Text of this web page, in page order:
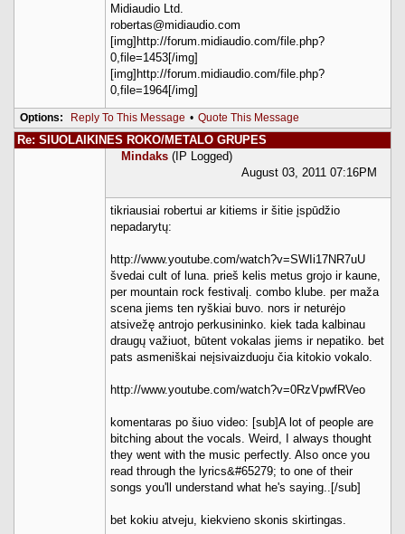
Midiaudio Ltd.
robertas@midiaudio.com
[img]http://forum.midiaudio.com/file.php?
0,file=1453[/img]
[img]http://forum.midiaudio.com/file.php?
0,file=1964[/img]
Options: Reply To This Message • Quote This Message
Re: SIUOLAIKINES ROKO/METALO GRUPES
Mindaks (IP Logged)
August 03, 2011 07:16PM
tikriausiai robertui ar kitiems ir šitie įspūdžio
nepadarytų:
http://www.youtube.com/watch?v=SWIi17NR7uU
švedai cult of luna. prieš kelis metus grojo ir kaune,
per mountain rock festivalį. combo klube. per maža
scena jiems ten ryškiai buvo. nors ir neturėjo
atsivežę antrojo perkusininko. kiek tada kalbinau
draugų važiuot, būtent vokalas jiems ir nepatiko. bet
pats asmeniškai neįsivaizduoju čia kitokio vokalo.
http://www.youtube.com/watch?v=0RzVpwfRVeo
komentaras po šiuo video: [sub]A lot of people are
bitching about the vocals. Weird, I always thought
they went with the music perfectly. Also once you
read through the lyrics&#65279; to one of their
songs you'll understand what he's saying..[/sub]
bet kokiu atveju, kiekvieno skonis skirtingas.